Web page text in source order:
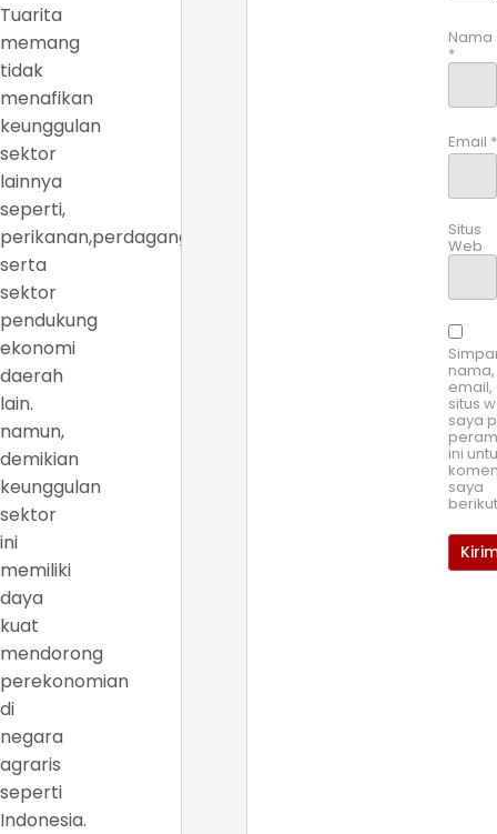
Tuarita
memang
tidak
menafikan
keunggulan
sektor
lainnya
seperti,
perikanan,perdagangan
serta
sektor
pendukung
ekonomi
daerah
lain.
namun,
demikian
keunggulan
sektor
ini
memiliki
daya
kuat
mendorong
perekonomian
di
negara
agraris
seperti
Indonesia.
Nama
*
Email *
Situs
Web
nama,
email,
situs
saya
ini
saya